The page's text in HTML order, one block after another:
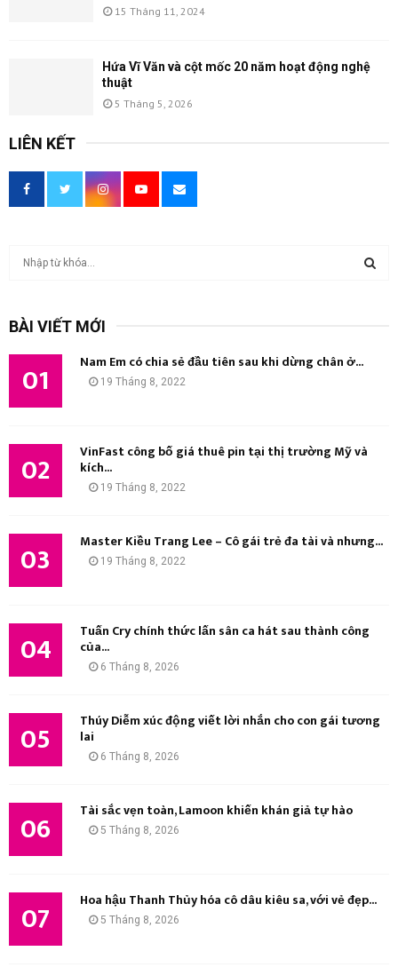
15 Tháng 11, 2024
Hứa Vĩ Văn và cột mốc 20 năm hoạt động nghệ
thuật
5 Tháng 5, 2026
LIÊN KẾT
BÀI VIẾT MỚI
01 Nam Em có chia sẻ đầu tiên sau khi dừng chân ở...
19 Tháng 8, 2022
02 VinFast công bố giá thuê pin tại thị trường Mỹ và
kích...
19 Tháng 8, 2022
03 Master Kiều Trang Lee – Cô gái trẻ đa tài và nhưng...
19 Tháng 8, 2022
04 Tuấn Cry chính thức lấn sân ca hát sau thành công
của...
6 Tháng 8, 2026
05 Thúy Diễm xúc động viết lời nhắn cho con gái tương
lai
6 Tháng 8, 2026
06 Tài sắc vẹn toàn, Lamoon khiến khán giả tự hào
5 Tháng 8, 2026
07 Hoa hậu Thanh Thủy hóa cô dâu kiêu sa, với vẻ đẹp...
5 Tháng 8, 2026